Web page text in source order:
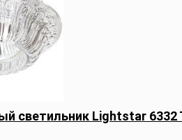
светильник Lightstar 6332